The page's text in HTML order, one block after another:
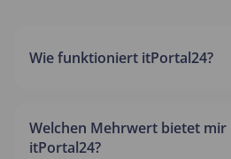
Wie funktioniert itPortal24?
Welchen Mehrwert bietet mir
itPortal24?